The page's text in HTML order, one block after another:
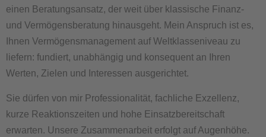
einen Beratungsansatz, der weit über klassische Finanz-
und Vermögensberatung hinausgeht. Mein Anspruch ist es,
Ihnen Vermögensmanagement auf Weltklasseniveau zu
liefern: fundiert, unabhängig und konsequent an Ihren
Werten, Zielen und Interessen ausgerichtet.
Sie dürfen von mir Professionalität, fachliche Exzellenz,
kurze Reaktionszeiten und hohe Einsatzbereitschaft
erwarten. Unsere Zusammenarbeit erfolgt auf Augenhöhe.